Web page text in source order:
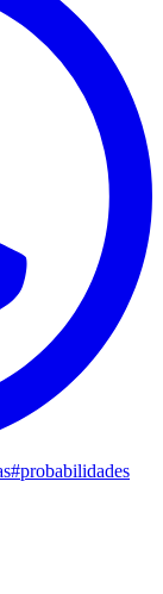
#probabilidades